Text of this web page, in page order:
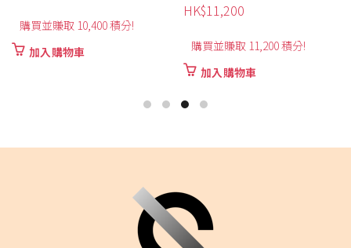
購買並賺取 11,200 積分!
加入購物車